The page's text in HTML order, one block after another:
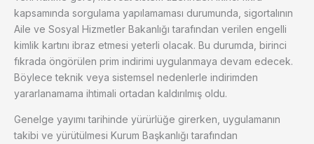
kapsamında sorgulama yapılamaması durumunda, sigortalının
Aile ve Sosyal Hizmetler Bakanlığı tarafından verilen engelli
kimlik kartını ibraz etmesi yeterli olacak. Bu durumda, birinci
fıkrada öngörülen prim indirimi uygulanmaya devam edecek.
Böylece teknik veya sistemsel nedenlerle indirimden
yararlanamama ihtimali ortadan kaldırılmış oldu.
Genelge yayımı tarihinde yürürlüğe girerken, uygulamanın
takibi ve yürütülmesi Kurum Başkanlığı tarafından